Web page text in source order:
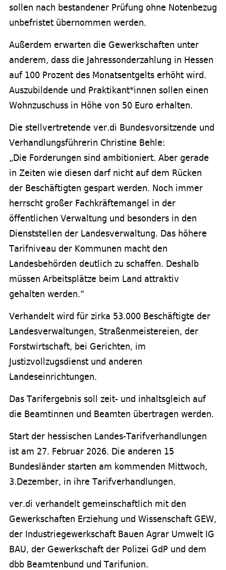
sollen nach bestandener Prüfung ohne Notenbezug
unbefristet übernommen werden.
Außerdem erwarten die Gewerkschaften unter
anderem, dass die Jahressonderzahlung in Hessen
auf 100 Prozent des Monatsentgelts erhöht wird.
Auszubildende und Praktikant*innen sollen einen
Wohnzuschuss in Höhe von 50 Euro erhalten.
Die stellvertretende ver.di Bundesvorsitzende und
Verhandlungsführerin Christine Behle:
„Die Forderungen sind ambitioniert. Aber gerade
in Zeiten wie diesen darf nicht auf dem Rücken
der Beschäftigten gespart werden. Noch immer
herrscht großer Fachkräftemangel in der
öffentlichen Verwaltung und besonders in den
Dienststellen der Landesverwaltung. Das höhere
Tarifniveau der Kommunen macht den
Landesbehörden deutlich zu schaffen. Deshalb
müssen Arbeitsplätze beim Land attraktiv
gehalten werden.“
Verhandelt wird für zirka 53.000 Beschäftigte der
Landesverwaltungen, Straßenmeistereien, der
Forstwirtschaft, bei Gerichten, im
Justizvollzugsdienst und anderen
Landeseinrichtungen.
Das Tarifergebnis soll zeit- und inhaltsgleich auf
die Beamtinnen und Beamten übertragen werden.
Start der hessischen Landes-Tarifverhandlungen
ist am 27. Februar 2026. Die anderen 15
Bundesländer starten am kommenden Mittwoch,
3.Dezember, in ihre Tarifverhandlungen.
ver.di verhandelt gemeinschaftlich mit den
Gewerkschaften Erziehung und Wissenschaft GEW,
der Industriegewerkschaft Bauen Agrar Umwelt IG
BAU, der Gewerkschaft der Polizei GdP und dem
dbb Beamtenbund und Tarifunion.